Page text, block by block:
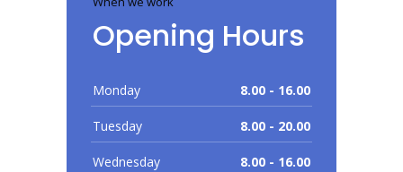
Opening Hours
Monday 8.00 - 16.00
Tuesday 8.00 - 20.00
Wednesday 8.00 - 16.00